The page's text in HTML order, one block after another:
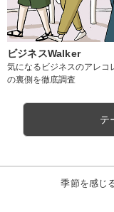
ビジネスWalker
気になるビジネスのアレコ
の裏側を徹底調査
テ
季節を感じ